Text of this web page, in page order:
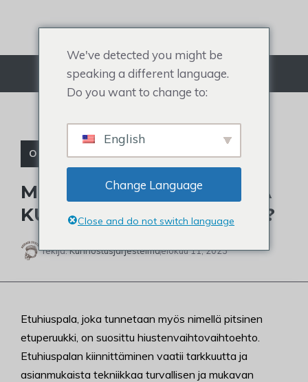
sisältöön
Valikko
OPETUSOHJELMA
MIKÄ ON ETUHIUSPALA JA
KUINKA SE KIINNITETÄÄN?
Tekijä:Kunnostusjärjestelmäelokuu 11, 2023
Etuhiuspala, joka tunnetaan myös nimellä pitsinen
etuperuukki, on suosittu hiustenvaihtovaihtoehto.
Etuhiuspalan kiinnittäminen vaatii tarkkuutta ja
asianmukaista tekniikkaa turvallisen ja mukavan
We've detected you might be
speaking a different language.
Do you want to change to:
English
Change Language
Close and do not switch language